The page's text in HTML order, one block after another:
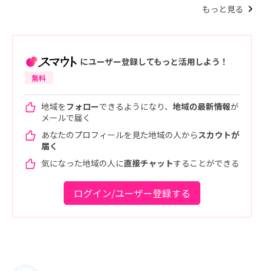
もっと見る
にユーザー登録してもっと活用しよう！
無料
地域をフォローできるようになり、 地域の最新情報が
メールで届く
あなたのプロフィールを見た地域の人からスカウトが
届く
気になった地域の人に直接チャットすることができる
ログイン/ユーザー登録する